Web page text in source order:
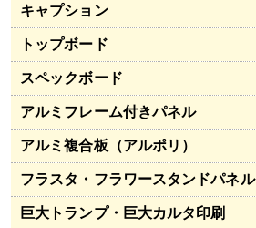
キャプション
トップボード
スペックボード
アルミフレーム付きパネル
アルミ複合板（アルポリ）
フラスタ・フラワースタンドパネル
巨大トランプ・巨大カルタ印刷